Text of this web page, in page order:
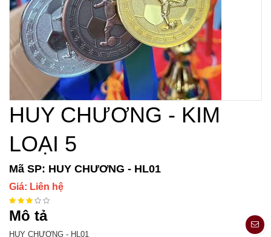
HUY CHƯƠNG - KIM
LOẠI 5
Mã SP: HUY CHƯƠNG - HL01
Giá: Liên hệ
Mô tả
HUY CHƯƠNG - HL01